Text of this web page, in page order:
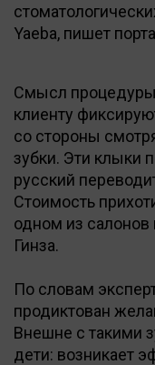
Yaeba, пишет
Смысл процедуры
клиенту
со стороны
зубки. Эти клыки
русский
Стоимость
одном из салонов
Гинза.
По словам
продиктован
Внешне с такими
дети: возникает